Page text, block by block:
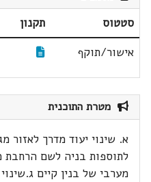
סטטוס תקנון
אישור/תוקף
מטרת התוכנית
לתוספות בניה לשם הרחבת
מערבי של בנין קיים